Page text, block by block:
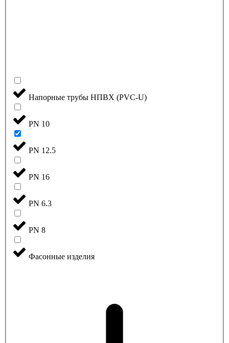
Напорные трубы НПВХ (PVC-U)
PN 10
PN 12.5
PN 16
PN 6.3
PN 8
Фасонные изделия